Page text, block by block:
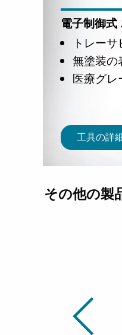
電子制御式
トレー
無塗装の
医療グレ
工具の詳
その他の製